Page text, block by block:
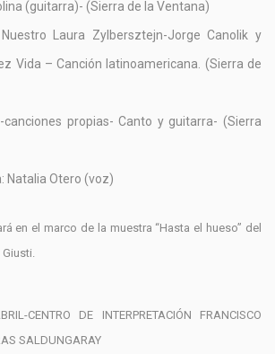
(guitarra)- (Sierra de la Ventana)
Laura Zylbersztejn-Jorge Canolik y
Vida – Canción latinoamericana. (Sierra de
canciones propias- Canto y guitarra- (Sierra
Natalia Otero (voz)
en el marco de la muestra “Hasta el hueso” del
CENTRO DE INTERPRETACIÓN FRANCISCO
SALDUNGARAY